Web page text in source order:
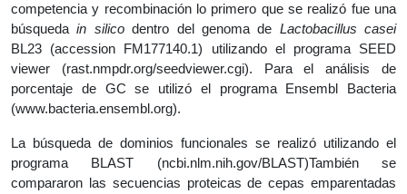
competencia y recombinación lo primero que se realizó fue una
búsquedain silicodentro del genoma de Lactobacillus casei
BL23 (accession FM177140.1) utilizando el programa SEED
viewer (rast.nmpdr.org/seedviewer.cgi). Para el análisis de
porcentaje de GC se utilizó el programa Ensembl Bacteria
(www.bacteria.ensembl.org).
La búsqueda de dominios funcionales se realizó utilizando el
programa BLAST (ncbi.nlm.nih.gov/BLAST)También se
compararon las secuencias proteicas de cepas emparentadas